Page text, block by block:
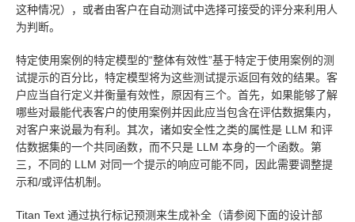
这种情况），或者由客户在自动测试中选择可接受的评分来利用人
为判断。
特定使用案例的特定模型的“整体有效性”基于特定于使用案例的测
试提示的百分比，特定模型将为这些测试提示返回有效的结果。客
户应当自行定义并衡量有效性，原因有三个。首先，如果能够了解
哪些对最能代表客户的使用案例并因此应当包含在评估数据集内，
对客户来说最为有利。其次，诸如安全性之类的属性是 LLM 和评
估数据集的一个共同函数，而不只是 LLM 本身的一个函数。第
三，不同的 LLM 对同一个提示的响应可能不同，因此需要调整提
示和/或评估机制。
Titan Text 通过执行标记预测来生成补全（请参阅下面的设计部